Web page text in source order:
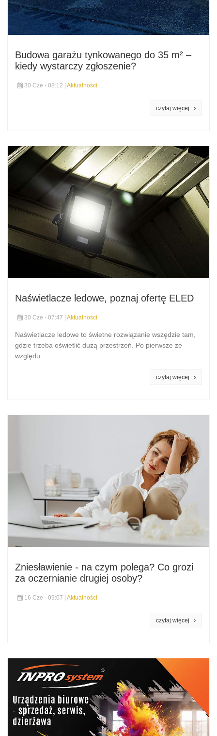
Budowa garażu tynkowanego do 35 m² –
kiedy wystarczy zgłoszenie?
30 Cze - 08:12 | Aktualności
Naświetlacze ledowe, poznaj ofertę ELED
30 Cze - 07:47 | Aktualności
Naświetlacze ledowe to świetne rozwiązanie wszędzie tam,
gdzie trzeba oświetlić dużą przestrzeń. Po pierwsze ze
względu ...
Zniesławienie - na czym polega? Co grozi
za oczernianie drugiej osoby?
16 Cze - 09:07 | Aktualności